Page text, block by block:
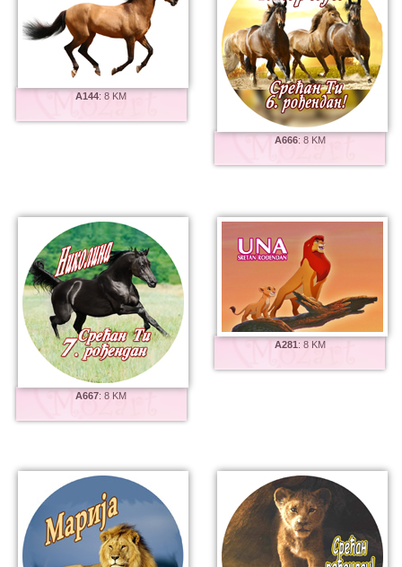
A144:8 KM
A666: 8 KM
A667:8 KM
A281 : 8 KM